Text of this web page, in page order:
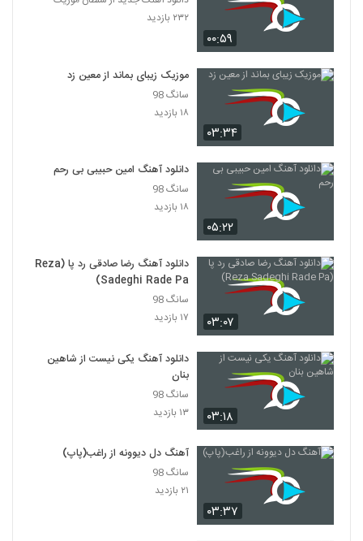
دانلود آهنگ شروین شناسی حس خوب
۲۶۱ بازدید
دانلود آهنگ بهانه از سعید فرقانی به همراه
متن ترانه
دانلود آهنگ گامنو چهار انگشت
دانلود آهنگ عماد دلبر (Emad Delbar)
آهنگ دهناد بنام کی فکرشو میکرد
۳۱۵ بازدید
۰۰:۵۹
۲۳۲ بازدید
۰۳:۳۴
موزیک زیبای بماند از معین زد
سانگ 98
۱۸ بازدید
۰۵:۲۲
دانلود آهنگ امین حبیبی بی رحم
سانگ 98
۱۸ بازدید
۰۳:۰۷
دانلود آهنگ رضا صادقی رد پا (Reza
Sadeghi Rade Pa)
سانگ 98
۱۷ بازدید
۰۳:۱۸
دانلود آهنگ یکی نیست از شاهین
بنان
سانگ 98
۱۳ بازدید
۰۳:۳۷
آهنگ دل دیوونه از راغب(پاپ)
سانگ 98
۲۱ بازدید